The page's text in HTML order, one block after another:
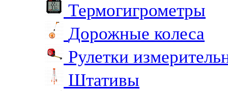
Термогигрометры
Дорожные колеса
Рулетки
Штативы